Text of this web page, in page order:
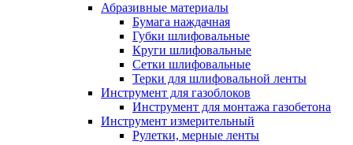
Абразивные материалы
Бумага наждачная
Губки шлифовальные
Круги шлифовальные
Сетки шлифовальные
Терки для шлифовальной ленты
Инструмент для газоблоков
Инструмент для монтажа газобетона
Инструмент измерительный
Рулетки, мерные ленты